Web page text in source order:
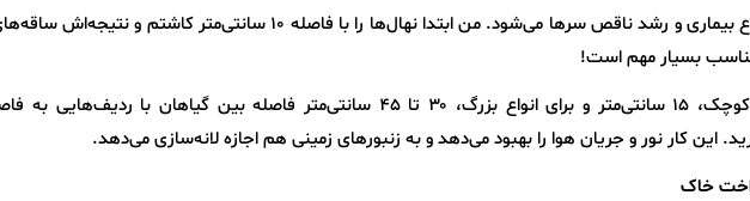
تراکم زیاد باعث شیوع بیماری و رشد ناقص سرها می‌شود. من ابتدا نهال‌ها را با فاصله ۱۰ سانتی‌متر کاشتم و
مناسب بسیار مهم است!
این کار نور و جریان هوا را بهبود می‌دهد و به زنبورهای زمینی هم اجازه لانه‌سازی می‌دهد.